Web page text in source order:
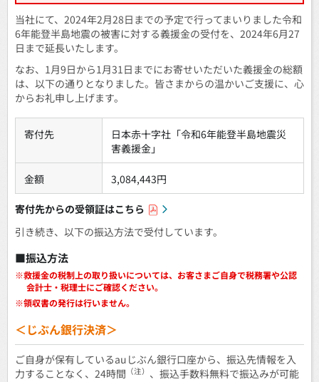
当社にて、2024年2月28日までの予定で行ってまいりました令和
6年能登半島地震の被害に対する義援金の受付を、2024年6月27
日まで延長いたします。
なお、1月9日から1月31日までにお寄せいただいた義援金の総額
は、以下の通りとなりました。皆さまからの温かいご支援に、心
からお礼申し上げます。
寄付先
日本赤十字社「令和6年能登半島地震災
害義援金」
金額 3,084,443円
寄付先からの受領証はこちら
引き続き、以下の振込方法で受付しています。
■振込方法
※救援金の税制上の取り扱いについては、お客さまご自身で税務署や公認
会計士・税理士にご確認ください。
※領収書の発行は行いません。
＜じぶん銀行決済＞
ご自身が保有しているauじぶん銀行口座から、振込先情報を入
力することなく、24時間 （注） 、振込手数料無料で振込みが可能